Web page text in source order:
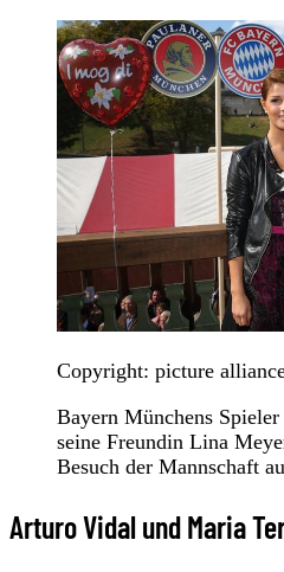
Copyright: picture
Bayern Münchens
seine Freundin Lina
Besuch der Mannschaft
Arturo Vidal und Maria